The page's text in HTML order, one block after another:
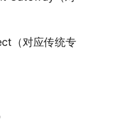
（对应传统专